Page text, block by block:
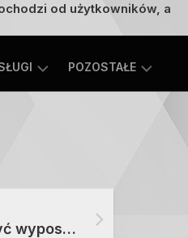
od użytkowników, a
POZOSTAŁE
TRANSPORT
Jak powinien być wyposażony dobry gabinet stomatologiczny